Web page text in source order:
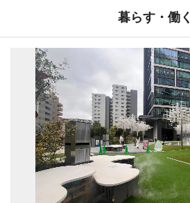
暮らす・働く